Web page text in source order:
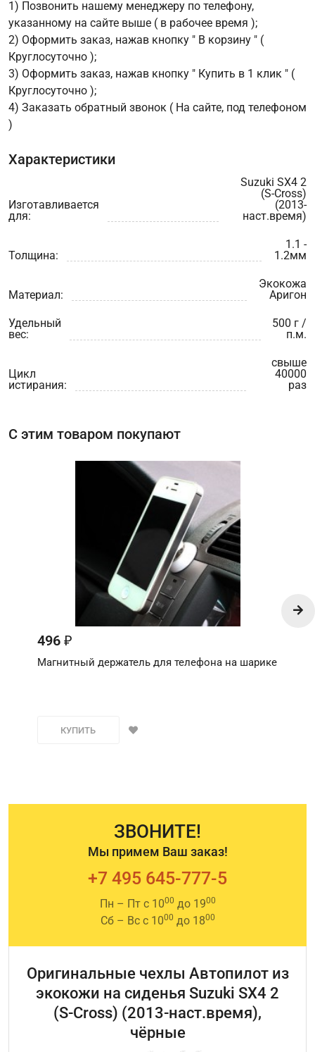
1) Позвонить нашему менеджеру по телефону,
указанному на сайте выше ( в рабочее время );
2) Оформить заказ, нажав кнопку " В корзину " (
Круглосуточно );
3) Оформить заказ, нажав кнопку " Купить в 1 клик " (
Круглосуточно );
4) Заказать обратный звонок ( На сайте, под телефоном
)
Характеристики
Изготавливается
для:
Suzuki SX4 2
(S-Cross)
(2013-
наст.время)
Толщина:
1.1 -
1.2мм
Материал:
Экокожа
Аригон
Удельный
вес:
500 г /
п.м.
Цикл
истирания:
свыше
40000
раз
С этим товаром покупают
496 ₽
Магнитный держатель для телефона на шарике
КУПИТЬ
ЗВОНИТЕ!
Мы примем Ваш заказ!
+7 495 645-777-5
Пн – Пт с 1000 до 1900
Сб – Вс с 1000 до 1800
Оригинальные чехлы Автопилот из
экокожи на сиденья Suzuki SX4 2
(S-Cross) (2013-наст.время),
чёрные